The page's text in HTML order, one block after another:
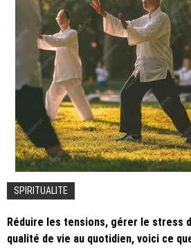
SPIRITUALITE
Réduire les tensions, gérer le stress
qualité de vie au quotidien, voici ce